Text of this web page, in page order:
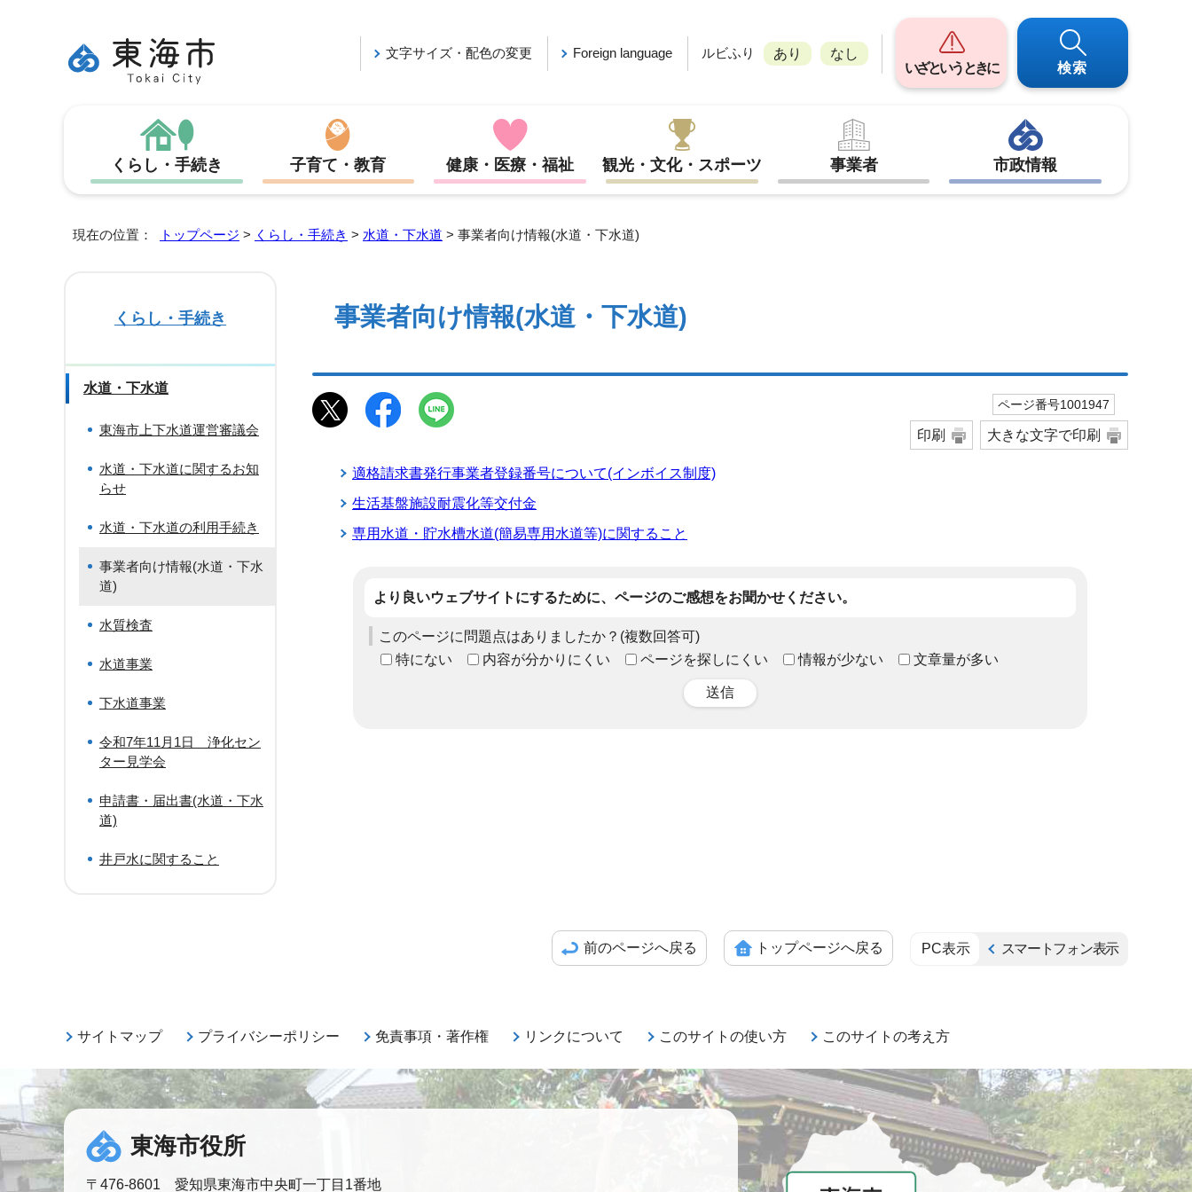
文字サイズ・配色の変更 Foreign language ルビふり あり
なし
いざというときに
検索
くらし・手続き 子育て・教育 健康・医療・福祉 観光・文化・スポーツ 事業者 市政情報
現在の位置： トップページ > くらし・手続き > 水道・下水道 > 事業者向け情報(水道・下水道)
事業者向け情報(水道・下水道)
ページ番号1001947
印刷 大きな文字で印刷
適格請求書発行事業者登録番号について(インボイス制度)
生活基盤施設耐震化等交付金
専用水道・貯水槽水道(簡易専用水道等)に関すること
より良いウェブサイトにするために、ページのご感想をお聞かせください。
このページに問題点はありましたか？(複数回答可)
特にない
内容が分かりにくい ページを探しにくい 情報が少ない 文章量が多い
送信
くらし・手続き
水道・下水道
東海市上下水道運営審議会
水道・下水道に関するお知
らせ
水道・下水道の利用手続き
事業者向け情報(水道・下水
道)
水質検査
水道事業
下水道事業
令和7年11月1日 浄化セン
ター見学会
申請書・届出書(水道・下水
道)
井戸水に関すること
前のページへ戻る トップページへ戻る PC表示 スマートフォン表示
サイトマップ プライバシーポリシー 免責事項・著作権 リンクについて このサイトの使い方 このサイトの考え方
東海市役所
〒476-8601 愛知県東海市中央町一丁目1番地